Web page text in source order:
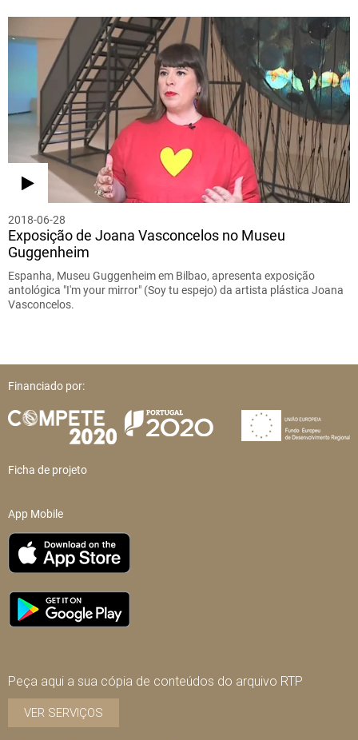
2018-06-28
Exposição de Joana Vasconcelos no Museu
Guggenheim
Espanha, Museu Guggenheim em Bilbao, apresenta exposição
antológica "I'm your mirror" (Soy tu espejo) da artista plástica Joana
Vasconcelos.
Financiado por:
Ficha de projeto
App Mobile
Peça aqui a sua cópia de conteúdos do arquivo RTP
VER SERVIÇOS